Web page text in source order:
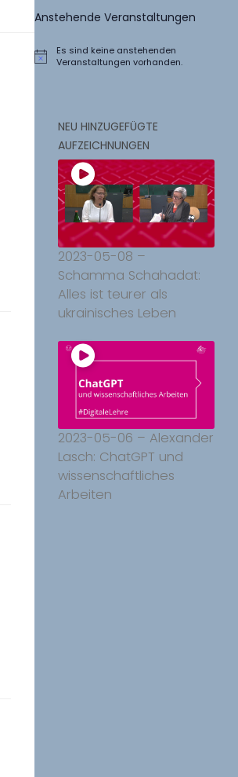
Anstehende Veranstaltungen
Hinweis
Es sind keine anstehenden
Veranstaltungen vorhanden.
NEU HINZUGEFÜGTE
AUFZEICHNUNGEN
2023-05-08 –
Schamma Schahadat:
Alles ist teurer als
ukrainisches Leben
2023-05-06 – Alexander
Lasch: ChatGPT und
wissenschaftliches
Arbeiten